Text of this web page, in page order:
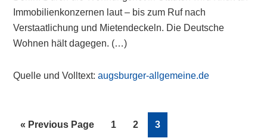
Immobilienkonzernen laut – bis zum Ruf nach
Verstaatlichung und Mietendeckeln. Die Deutsche
Wohnen hält dagegen. (…)
Quelle und Volltext:augsburger-allgemeine.de
« Go
Previous Page Page
1 Page
2 Page
3